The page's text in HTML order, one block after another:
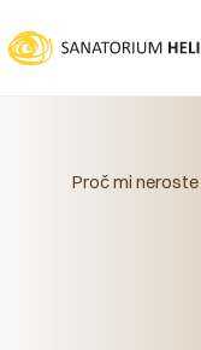
na
obsah
Proč mi